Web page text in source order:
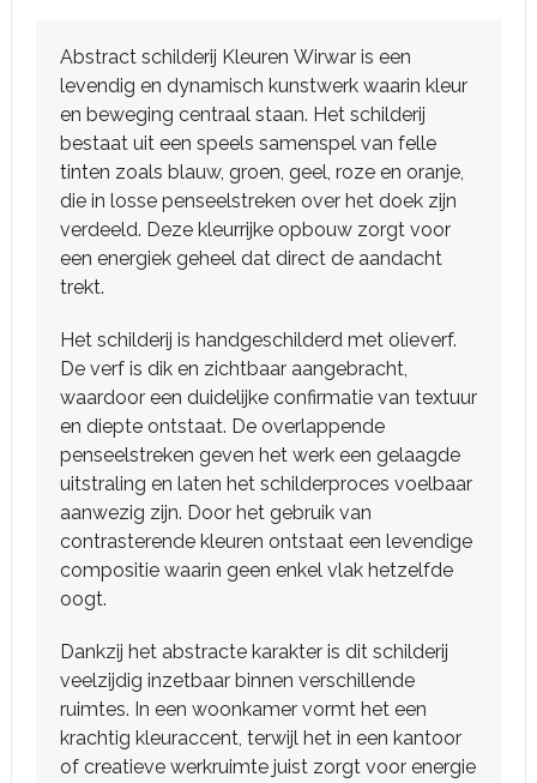
Abstract schilderij Kleuren Wirwar is een
levendig en dynamisch kunstwerk waarin kleur
en beweging centraal staan. Het schilderij
bestaat uit een speels samenspel van felle
tinten zoals blauw, groen, geel, roze en oranje,
die in losse penseelstreken over het doek zijn
verdeeld. Deze kleurrijke opbouw zorgt voor
een energiek geheel dat direct de aandacht
trekt.
Het schilderij is handgeschilderd met olieverf.
De verf is dik en zichtbaar aangebracht,
waardoor een duidelijke confirmatie van textuur
en diepte ontstaat. De overlappende
penseelstreken geven het werk een gelaagde
uitstraling en laten het schilderproces voelbaar
aanwezig zijn. Door het gebruik van
contrasterende kleuren ontstaat een levendige
compositie waarin geen enkel vlak hetzelfde
oogt.
Dankzij het abstracte karakter is dit schilderij
veelzijdig inzetbaar binnen verschillende
ruimtes. In een woonkamer vormt het een
krachtig kleuraccent, terwijl het in een kantoor
of creatieve werkruimte juist zorgt voor energie